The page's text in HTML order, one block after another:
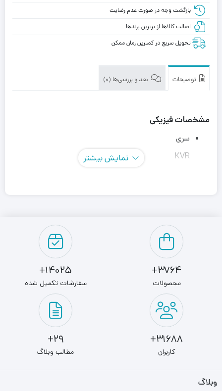
بازگشت وجه در صورت عدم رضایت
اصالت کالاها از برترین برندها
تحویل سریع در کمترین زمان ممکن
توضیحات نقد و بررسی‌ها (0)
مشخصات فیزیکی
سری
KVR
فرکانس رم
1600 مگاهرتز
ظرفيت کلي
پیکربندی حافظه
میزان تاخیر
نمایش بیشتر
3764+
محصولات
14025+
سفارشات تکمیل شده
31688+
کاربران
29+
مطالب وبلاگ
وبلاگ